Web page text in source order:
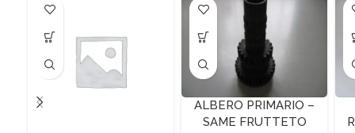
ALBERO PRIMARIO –
SAME FRUTTETO